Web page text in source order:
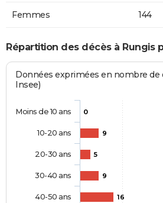
Femmes 144
Répartition des décès à Rungis
Données exprimées en nombre de
Insee)
0
9
5
9
16
Moins de 10 ans
10-20 ans
20-30 ans
30-40 ans
40-50 ans